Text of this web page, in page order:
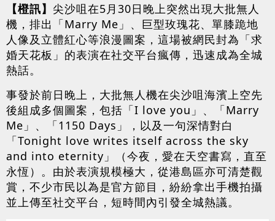
【橙訊】 尖沙咀在5月30日晚上突然出現大批無人
機，排出「Marry Me」、巨型玫瑰花、單膝跪地
人像及立體紅心等浪漫圖案，這場被網民封為「求
婚天花板」的表演在社交平台瘋傳，迅速成為全城
熱話。
事發於前日晚上，大批無人機在尖沙咀海濱上空先
後組成多個圖案，包括「I love you」、「Marry
Me」、「1150 Days」，以及一句深情對白
「Tonight love writes itself across the sky
and into eternity」（今夜，愛在天空書寫，直至
永恆）。由於表演規模極大，從港島區亦可清楚觀
賞，不少市民以為是官方節目，紛紛拿出手機拍攝
並上傳至社交平台，短時間內引發全城熱議。